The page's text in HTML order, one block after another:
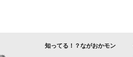
知ってる！？ながおかモン